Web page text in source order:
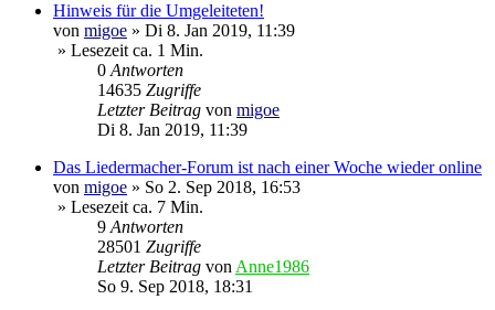
Hinweis für die Umgeleiteten!
von migoe » Di 8. Jan 2019, 11:39
» Lesezeit ca. 1 Min.
0Antworten
14635 Zugriffe
Letzter Beitrag von migoe
Di 8. Jan 2019, 11:39
Das Liedermacher-Forum ist nach einer Woche wieder online
von migoe » So 2. Sep 2018, 16:53
» Lesezeit ca. 7 Min.
9Antworten
28501 Zugriffe
Letzter Beitrag vonAnne1986
So 9. Sep 2018, 18:31